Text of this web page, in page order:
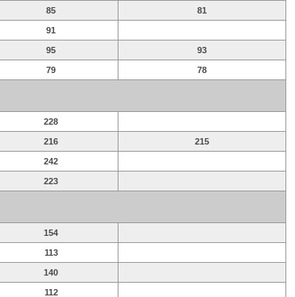
85 81
91
95 93
79 78
228
216 215
242
223
154
113
140
112